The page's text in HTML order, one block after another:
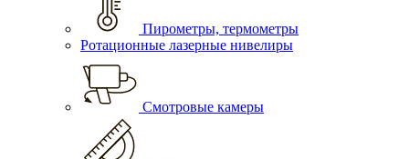
Пирометры, термометры
Ротационные лазерные нивелиры
Смотровые камеры